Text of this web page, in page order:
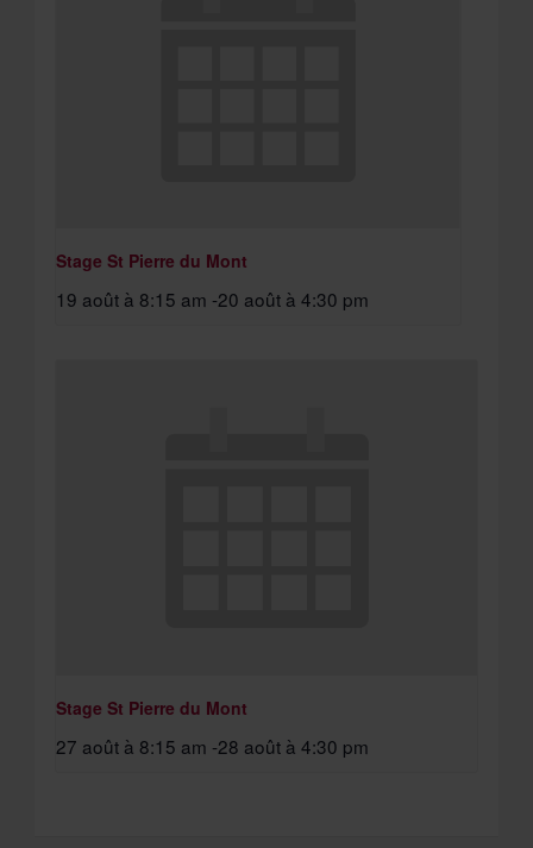
Stage St Pierre du Mont
19 août à 8:15 am -20 août à 4:30 pm
Stage St Pierre du Mont
27 août à 8:15 am -28 août à 4:30 pm